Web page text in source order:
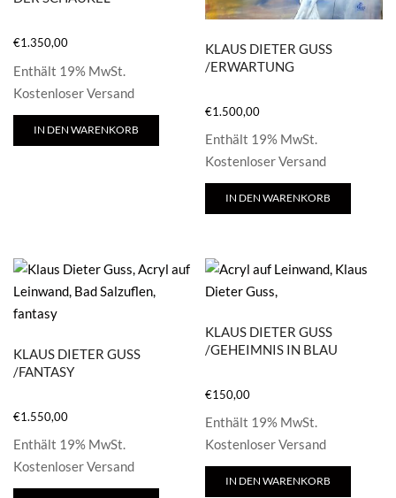
€1.350,00
Enthält 19% MwSt.
Kostenloser Versand
IN DEN WARENKORB
KLAUS DIETER GUSS
/ERWARTUNG
€1.500,00
Enthält 19% MwSt.
Kostenloser Versand
IN DEN WARENKORB
KLAUS DIETER GUSS
/FANTASY
€1.550,00
Enthält 19% MwSt.
Kostenloser Versand
KLAUS DIETER GUSS
/GEHEIMNIS IN BLAU
€150,00
Enthält 19% MwSt.
Kostenloser Versand
IN DEN WARENKORB